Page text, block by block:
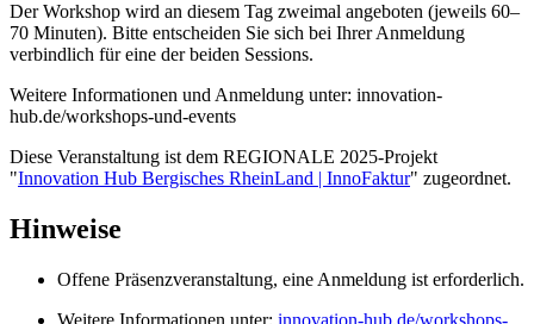
Der Workshop wird an diesem Tag zweimal angeboten (jeweils 60–
70 Minuten). Bitte entscheiden Sie sich bei Ihrer Anmeldung
verbindlich für eine der beiden Sessions.
Weitere Informationen und Anmeldung unter: innovation-
hub.de/workshops-und-events
Diese Veranstaltung ist dem REGIONALE 2025-Projekt
"Innovation Hub Bergisches RheinLand | InnoFaktur" zugeordnet.
Hinweise
Offene Präsenzveranstaltung, eine Anmeldung ist erforderlich.
Weitere Informationen unter: innovation-hub.de/workshops-